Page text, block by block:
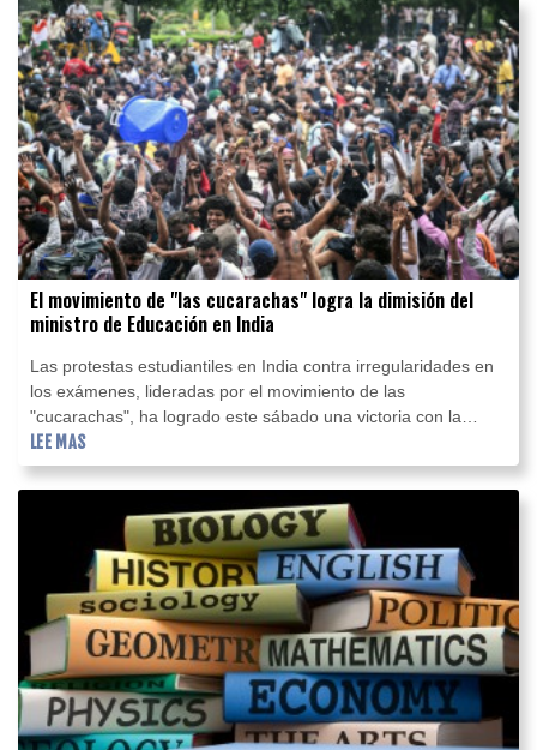
El movimiento de "las cucarachas" logra la dimisión del
ministro de Educación en India
Las protestas estudiantiles en India contra irregularidades en
los exámenes, lideradas por el movimiento de las
"cucarachas", ha logrado este sábado una victoria con la
dimisión del ministro de Educación.
LEE MAS